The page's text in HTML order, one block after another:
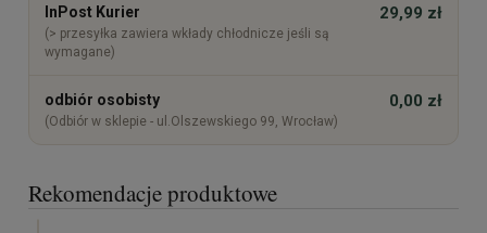
InPost Kurier
(> przesyłka zawiera wkłady chłodnicze jeśli są
wymagane)
29,99 zł
odbiór osobisty
(Odbiór w sklepie - ul.Olszewskiego 99, Wrocław)
0,00 zł
Rekomendacje produktowe